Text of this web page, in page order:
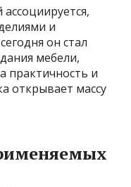
и
он стал
мебели,
практичность и
открывает массу